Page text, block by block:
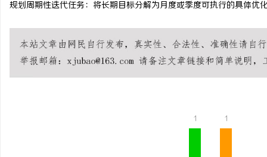
规划周期性迭代任务：将长期目标分解为月度或季度可执行的具体优
1 1